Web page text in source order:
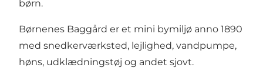
børn.
Børnenes Baggård er et mini bymiljø anno 1890
med snedkerværksted, lejlighed, vandpumpe,
høns, udklædningstøj og andet sjovt.